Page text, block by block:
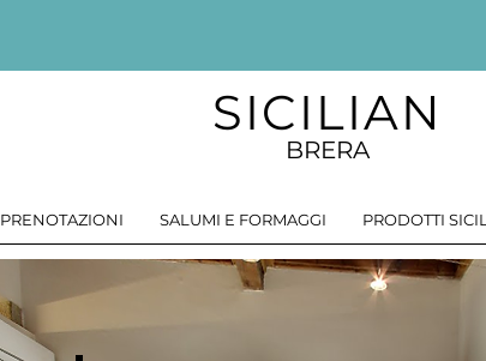
SICILIAN
BRERA
PRENOTAZIONI SALUMI E FORMAGGI PRODOTTI